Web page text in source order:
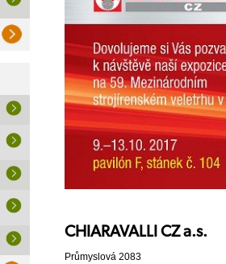
CHIARAVALLI CZ a.s.
Průmyslová 2083